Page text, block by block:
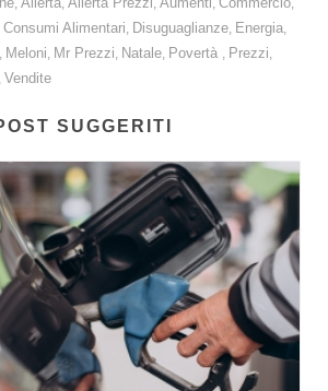
, , , , ,
Consumi Alimentari, Disuguaglianze, Energia,
, Meloni, Mr Prezzi, Natale, Povertà , Prezzi,
, Vendite
SUGGERITI